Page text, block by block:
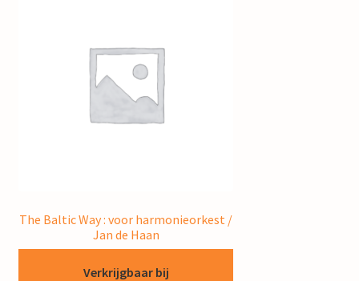
The Baltic Way : voor harmonieorkest /
Jan de Haan
Verkrijgbaar bij